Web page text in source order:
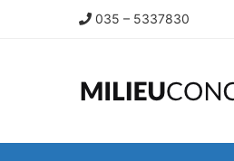
035 – 5337830